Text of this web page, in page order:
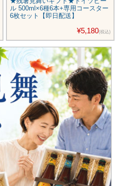
ム 3種6本＋専用グラスセット＋専
用コースター3枚【即日配送】
¥6,980(税込)